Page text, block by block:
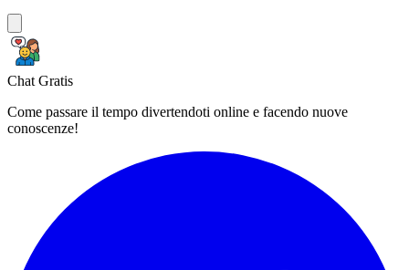
Chat Gratis
Come passare il tempo divertendoti online e facendo nuove
conoscenze!